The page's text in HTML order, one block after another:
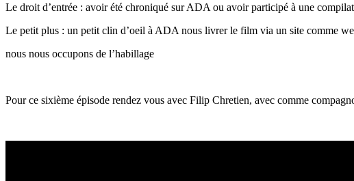
Le droit d’entrée : avoir été chroniqué sur ADA ou avoir participé à une
Le petit plus : un petit clin d’oeil à ADA nous livrer le film via un site comme
nous nous occupons de l’habillage
Pour ce sixième épisode rendez vous avec Filip Chretien, avec comme